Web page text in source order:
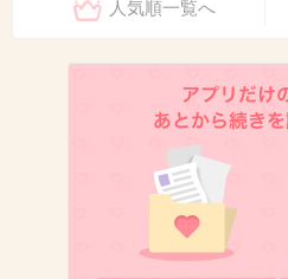
2014/03/26(水) 16:01:55
YOUも踊っちゃいなよ
2014/03/26(水) 16:02:04
人気順一覧へ